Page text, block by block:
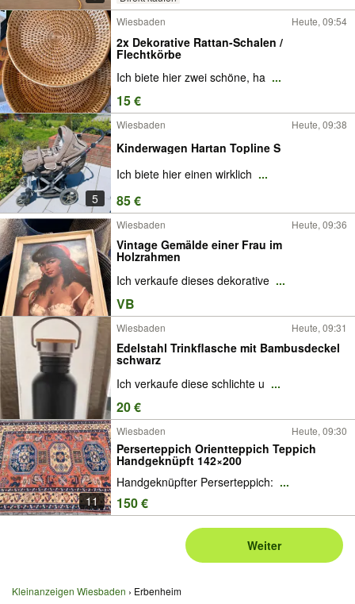
Wiesbaden
Heute, 09:54
2x Dekorative Rattan-Schalen /
Flechtkörbe
Ich biete hier zwei schöne, ha ...
15 €
5
Wiesbaden Heute, 09:38
Kinderwagen Hartan Topline S
Ich biete hier einen wirklich ...
85 €
Wiesbaden Heute, 09:36
Vintage Gemälde einer Frau im
Holzrahmen
Ich verkaufe dieses dekorative ...
VB
Wiesbaden Heute, 09:31
Edelstahl Trinkflasche mit Bambusdeckel
schwarz
Ich verkaufe diese schlichte u ...
20 €
11
Wiesbaden Heute, 09:30
Perserteppich Orientteppich Teppich
Handgeknüpft 142×200
Handgeknüpfter Perserteppich: ...
150 €
Weiter
Kleinanzeigen Wiesbaden Erbenheim